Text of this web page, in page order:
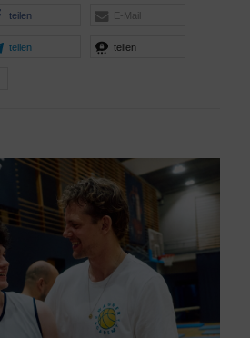
teilen E-Mail
teilen teilen